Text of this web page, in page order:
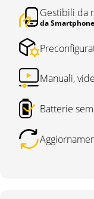
Gestibili da
da
Manuali,
Batterie